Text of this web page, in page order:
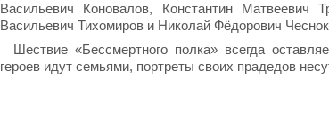
Васильевич Коновалов, Константин Матвеевич
Васильевич Тихомиров и Николай Фёдорович
Шествие «Бессмертного полка» всегда
героев идут семьями, портреты своих прадедов